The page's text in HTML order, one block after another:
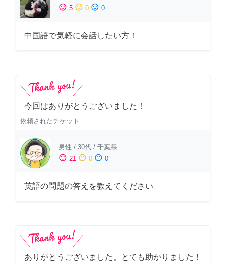
sentiment_satisfied 5 sentiment_neutral 0 sentiment_dissatisfied 0
中国語で気軽に会話したい方！
今回はありがとうございました！
依頼されたチケット
男性 / 30代 / 千葉県
sentiment_satisfied 21 sentiment_neutral 0 sentiment_dissatisfied 0
英語の問題の答えを教えてください
ありがとうございました。とても助かりました！